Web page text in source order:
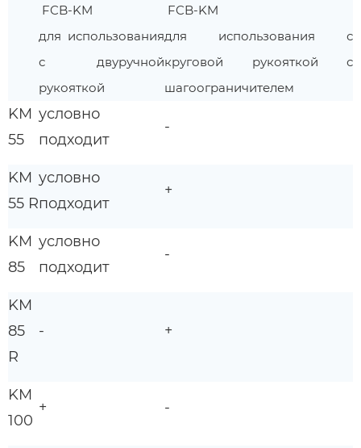
FCB-KM
для использования
с двуручной
рукояткой
FCB-KM
для использования с
круговой рукояткой с
шагоограничителем
KM
55
условно
подходит
-
KM
55 R
условно
подходит
+
KM
85
условно
подходит
-
KM
85
R
- +
KM
100
+ -